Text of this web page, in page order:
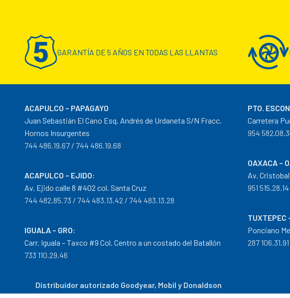
GARANTÍA DE 5 AÑOS EN TODAS LAS LLANTAS
ACAPULCO – PAPAGAYO
Juan Sebastián El Cano Esq. Andrés de Urdaneta S/N Fracc.
Hornos Insurgentes
744 486.19.67 / 744 486.19.68
ACAPULCO – EJIDO:
Av. Ejido calle 8 #402 col. Santa Cruz
744 482.85.73 / 744 483.13.42 / 744 483.13.28
IGUALA – GRO:
Carr. Iguala – Taxco #9 Col. Centro a un costado del Batallón
733 110.29.46
PTO.
Carretera
954
OAXACA –
Av.
951
TUXTEPEC
Ponciano
287
Distribuidor autorizado Goodyear, Mobil y Donaldson